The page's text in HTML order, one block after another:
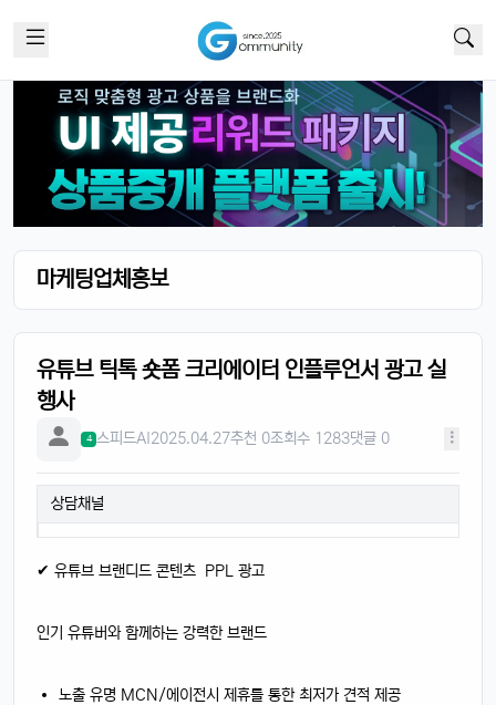
마케팅업체홍보
유튜브 틱톡 숏폼 크리에이터 인플루언서 광고 실
행사
4 스피드AI 2025.04.27추천 0조회수 1283댓글 0
상담채널
✔ 유튜브 브랜디드 콘텐츠 PPL 광고
인기 유튜버와 함께하는 강력한 브랜드
노출 유명 MCN/에이전시 제휴를 통한 최저가 견적 제공